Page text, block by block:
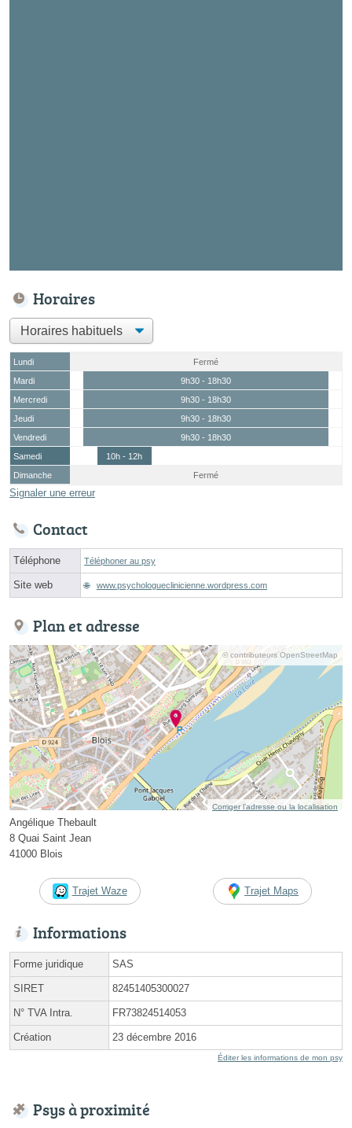
Horaires
Lundi
Fermé
Mardi
9h30 - 18h30
Mercredi
9h30 - 18h30
Jeudi
9h30 - 18h30
Vendredi
9h30 - 18h30
Samedi
10h - 12h
Dimanche
Fermé
Signaler une erreur
Contact
Téléphone Téléphoner au psy
Site web www.psychologueclinicienne.wordpress.com
Plan et adresse
© contributeurs OpenStreetMap
Corriger l’adresse ou la localisation
Angélique Thebault
8 Quai Saint Jean
41000 Blois
Trajet Waze Trajet Maps
Informations
Forme juridique SAS
SIRET 82451405300027
N° TVA Intra. FR73824514053
Création 23 décembre 2016
Éditer les informations de mon psy
Psys à proximité